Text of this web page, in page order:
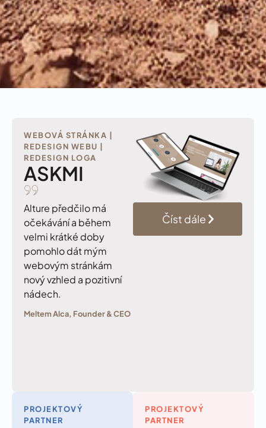
WEBOVÁ STRÁNKA |
REDESIGN WEBU |
REDESIGN LOGA
ASKMI
Alture předčilo má
očekávání a během
velmi krátké doby
pomohlo dát mým
webovým stránkám
nový vzhled a pozitivní
nádech.
Meltem Alca, Founder & CEO
Číst dále
PROJEKTOVÝ
PARTNER
PROJEKTOVÝ
PARTNER